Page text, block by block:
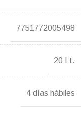
7751772005498
20 Lt.
4 días hábiles